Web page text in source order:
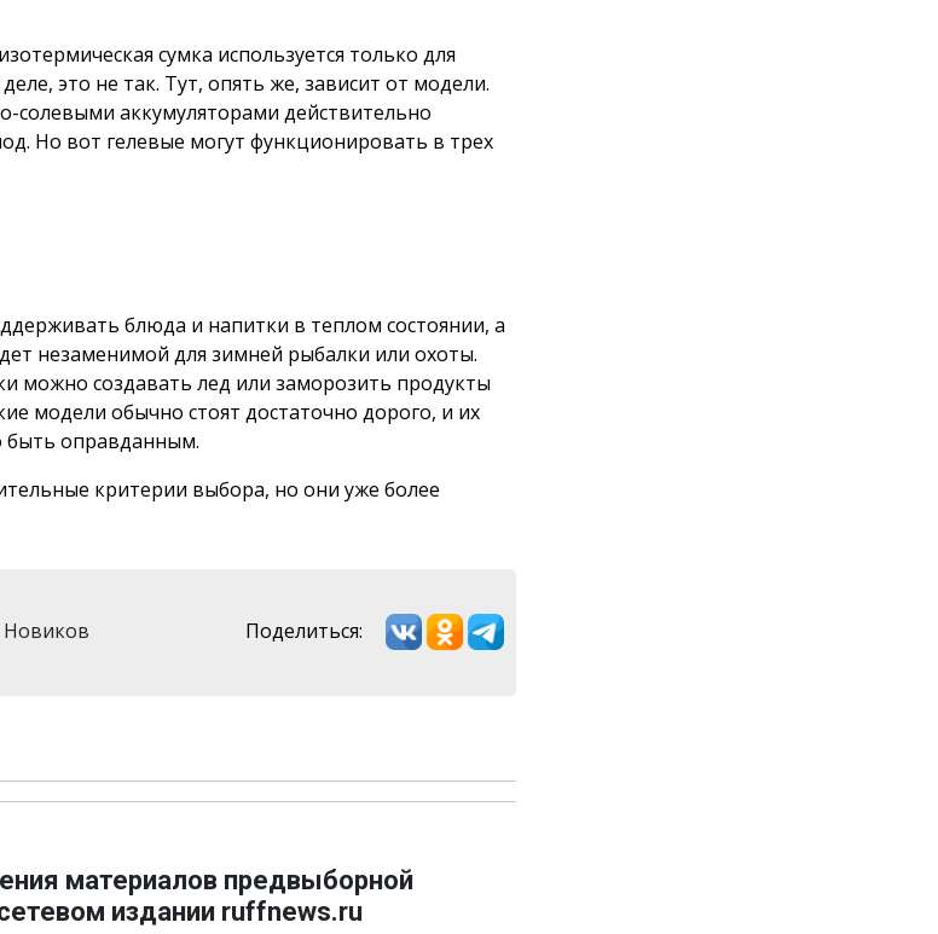
сумка используется только для
это не так. Тут, опять же, зависит от модели.
солевыми аккумуляторами действительно
Но вот гелевые могут функционировать в трех
блюда и напитки в теплом состоянии, а
незаменимой для зимней рыбалки или охоты.
можно создавать лед или заморозить продукты
модели обычно стоят достаточно дорого, и их
быть оправданным.
критерии выбора, но они уже более
Новиков Поделиться:
материалов предвыборной
издании ruffnews.ru